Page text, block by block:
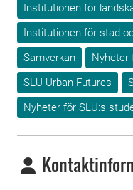
Institutionen för
Institutionen för stad
Samverkan
Nyheter
SLU Urban Futures
Nyheter för SLU:s